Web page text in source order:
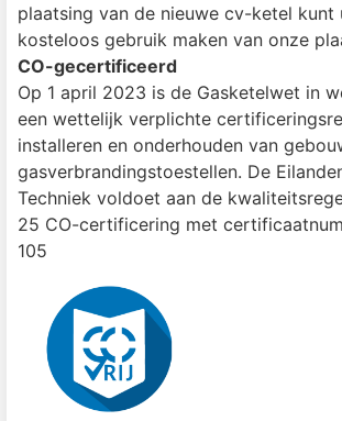
plaatsing van de nieuwe cv-ketel kunt
kosteloos gebruik maken van onze
CO-gecertificeerd
Op 1 april 2023 is de Gasketelwet in
een wettelijk verplichte
installeren en onderhouden van
gasverbrandingstoestellen. De
Techniek voldoet aan de
25 CO-certificering met
105